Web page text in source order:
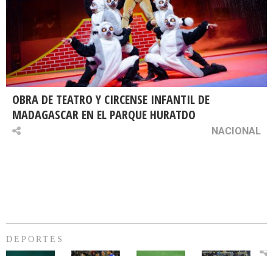
OBRA DE TEATRO Y CIRCENSE INFANTIL DE
MADAGASCAR EN EL PARQUE HURATDO
NACIONAL
DEPORTES